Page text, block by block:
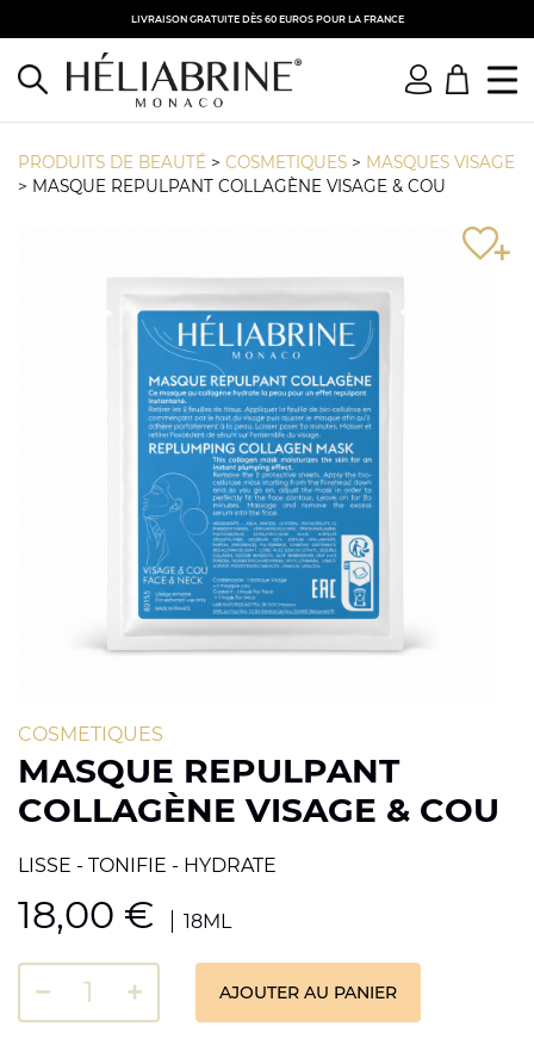
LIVRAISON GRATUITE DÈS 60 EUROS POUR LA FRANCE
PRODUITS DE BEAUTÉ > COSMETIQUES > MASQUES VISAGE
> MASQUE REPULPANT COLLAGÈNE VISAGE & COU
MASQUE REPULPANT
COLLAGÈNE VISAGE & COU
COSMETIQUES
LISSE - TONIFIE - HYDRATE
18,00 € 18ML
AJOUTER AU PANIER